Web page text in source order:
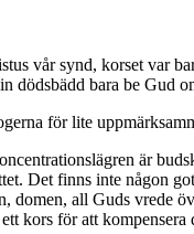
vår synd, korset var
dödsbädd bara be Gud
för lite
är
Det finns inte någon
domen, all Guds vrede
kors för att kompensera